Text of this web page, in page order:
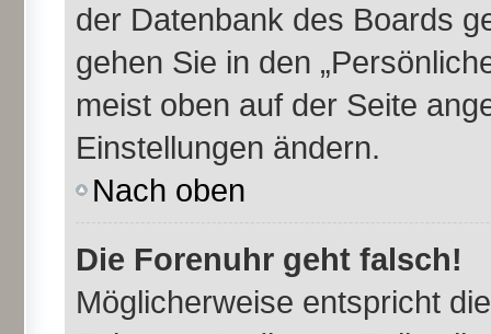
der Datenbank des Boards
gehen Sie in den
meist oben auf der Seite
Einstellungen ändern.
Nach oben
Die Forenuhr geht falsch!
Möglicherweise entspricht